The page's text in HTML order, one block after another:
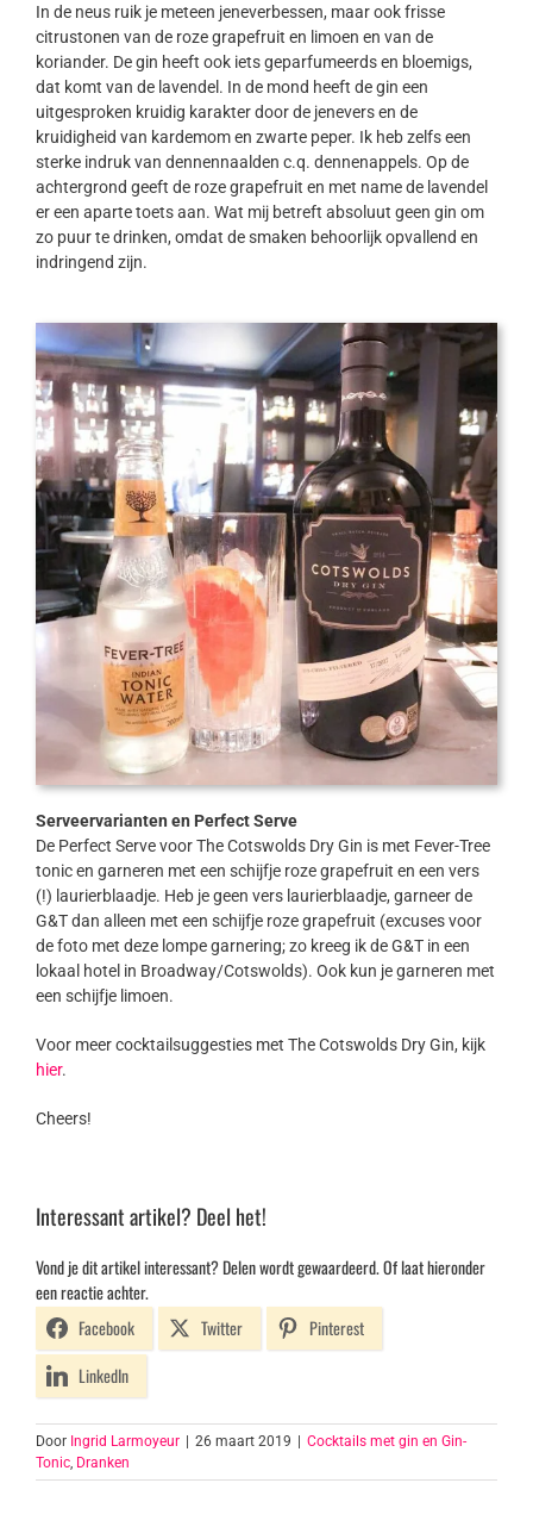
In de neus ruik je meteen jeneverbessen, maar ook frisse
citrustonen van de roze grapefruit en limoen en van de
koriander. De gin heeft ook iets geparfumeerds en bloemigs,
dat komt van de lavendel. In de mond heeft de gin een
uitgesproken kruidig karakter door de jenevers en de
kruidigheid van kardemom en zwarte peper. Ik heb zelfs een
sterke indruk van dennennaalden c.q. dennenappels. Op de
achtergrond geeft de roze grapefruit en met name de lavendel
er een aparte toets aan. Wat mij betreft absoluut geen gin om
zo puur te drinken, omdat de smaken behoorlijk opvallend en
indringend zijn.
Serveervarianten en Perfect Serve
De Perfect Serve voor The Cotswolds Dry Gin is met Fever-Tree
tonic en garneren met een schijfje roze grapefruit en een vers
(!) laurierblaadje. Heb je geen vers laurierblaadje, garneer de
G&T dan alleen met een schijfje roze grapefruit (excuses voor
de foto met deze lompe garnering; zo kreeg ik de G&T in een
lokaal hotel in Broadway/Cotswolds). Ook kun je garneren met
een schijfje limoen.
Voor meer cocktailsuggesties met The Cotswolds Dry Gin, kijk
hier.
Cheers!
Interessant artikel? Deel het!
Vond je dit artikel interessant? Delen wordt gewaardeerd. Of laat hieronder
een reactie achter.
Facebook
Twitter
Pinterest
LinkedIn
Door Ingrid Larmoyeur 26 maart 2019
Cocktails met gin en Gin-
Tonic, Dranken